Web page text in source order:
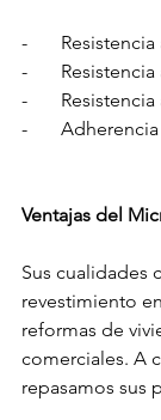
-
-
-
-
Ventajas del
Sus cualidades
revestimiento
reformas de
comerciales. A
repasamos sus